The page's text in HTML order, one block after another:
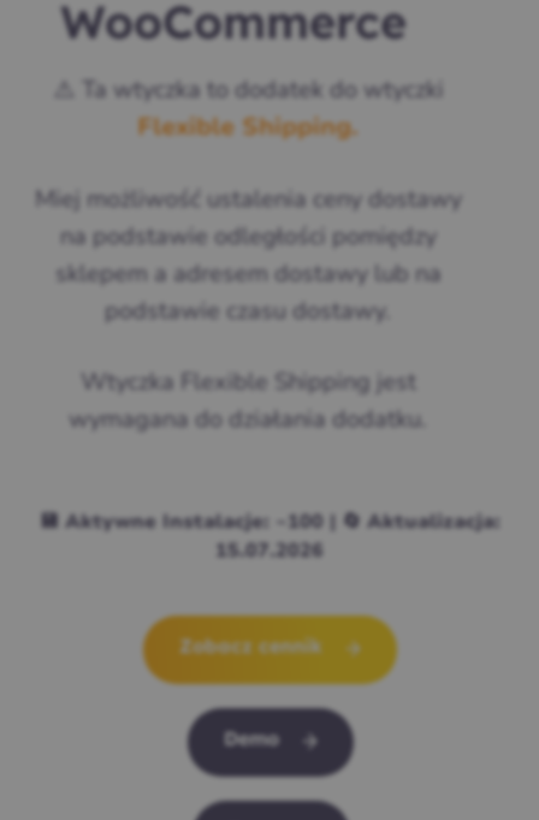
WooCommerce
⚠️ Ta wtyczka to dodatek do wtyczki
Flexible Shipping.
Miej możliwość ustalenia ceny dostawy
na podstawie odległości pomiędzy
sklepem a adresem dostawy lub na
podstawie czasu dostawy.
Wtyczka Flexible Shipping jest
wymagana do działania dodatku.
💾 Aktywne Instalacje: ~100 | 🔄 Aktualizacja:
15.07.2026
Zobacz cennik
Demo